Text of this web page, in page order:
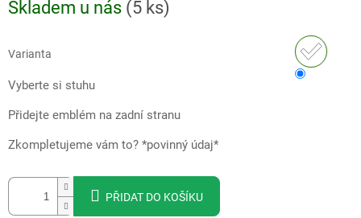
cena:
Skladem u nás (5 ks)
Varianta
Vyberte si stuhu
Přidejte emblém na zadní stranu
Zkompletujeme vám to? *povinný údaj*
PŘIDAT DO KOŠÍKU